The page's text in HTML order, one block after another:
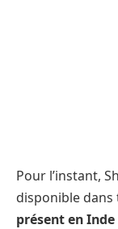
Pour l’instant,
disponible dans
présent en Inde